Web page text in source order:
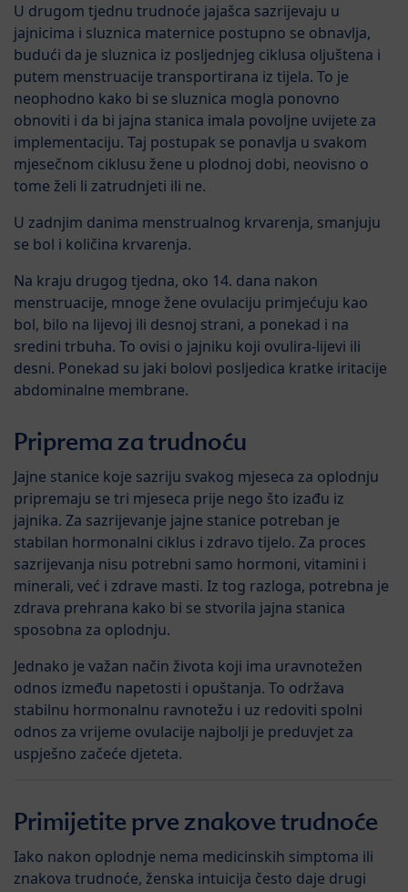
U drugom tjednu trudnoće jajašca sazrijevaju u
jajnicima i sluznica maternice postupno se obnavlja,
budući da je sluznica iz posljednjeg ciklusa oljuštena i
putem menstruacije transportirana iz tijela. To je
neophodno kako bi se sluznica mogla ponovno
obnoviti i da bi jajna stanica imala povoljne uvijete za
implementaciju. Taj postupak se ponavlja u svakom
mjesečnom ciklusu žene u plodnoj dobi, neovisno o
tome želi li zatrudnjeti ili ne.
U zadnjim danima menstrualnog krvarenja, smanjuju
se bol i količina krvarenja.
Na kraju drugog tjedna, oko 14. dana nakon
menstruacije, mnoge žene ovulaciju primjećuju kao
bol, bilo na lijevoj ili desnoj strani, a ponekad i na
sredini trbuha. To ovisi o jajniku koji ovulira-lijevi ili
desni. Ponekad su jaki bolovi posljedica kratke iritacije
abdominalne membrane.
Priprema za trudnoću
Jajne stanice koje sazriju svakog mjeseca za oplodnju
pripremaju se tri mjeseca prije nego što izađu iz
jajnika. Za sazrijevanje jajne stanice potreban je
stabilan hormonalni ciklus i zdravo tijelo. Za proces
sazrijevanja nisu potrebni samo hormoni, vitamini i
minerali, već i zdrave masti. Iz tog razloga, potrebna je
zdrava prehrana kako bi se stvorila jajna stanica
sposobna za oplodnju.
Jednako je važan način života koji ima uravnotežen
odnos između napetosti i opuštanja. To održava
stabilnu hormonalnu ravnotežu i uz redoviti spolni
odnos za vrijeme ovulacije najbolji je preduvjet za
uspješno začeće djeteta.
Primijetite prve znakove trudnoće
Iako nakon oplodnje nema medicinskih simptoma ili
znakova trudnoće, ženska intuicija često daje drugi